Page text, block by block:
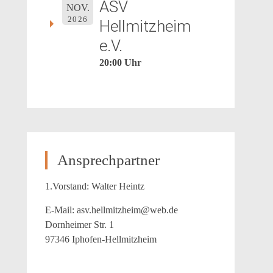
NOV.
2026
ASV
Hellmitzheim
e.V.
20:00 Uhr
Ansprechpartner
1.Vorstand: Walter Heintz
E-Mail: asv.hellmitzheim@web.de
Dornheimer Str. 1
97346 Iphofen-Hellmitzheim